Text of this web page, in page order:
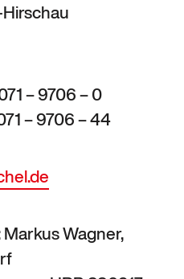
– 9706 – 0
– 9706 – 44
Wagner,